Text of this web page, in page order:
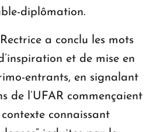
diplômation.
a conclu les mots
et de mise en
entrants, en signalant
de l’UFAR commençaient
connaissant